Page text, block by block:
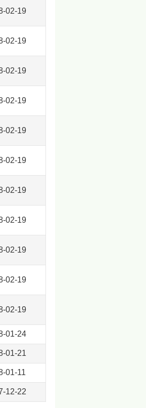
02-19
02-19
02-19
02-19
02-19
02-19
02-19
02-19
02-19
02-19
02-19
01-24
01-21
01-11
12-22